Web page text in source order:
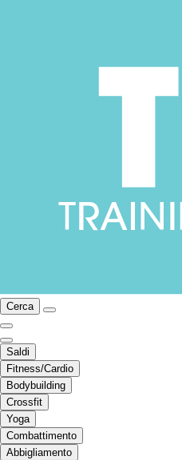
Cerca
Saldi
Fitness/Cardio
Bodybuilding
Crossfit
Yoga
Combattimento
Abbigliamento